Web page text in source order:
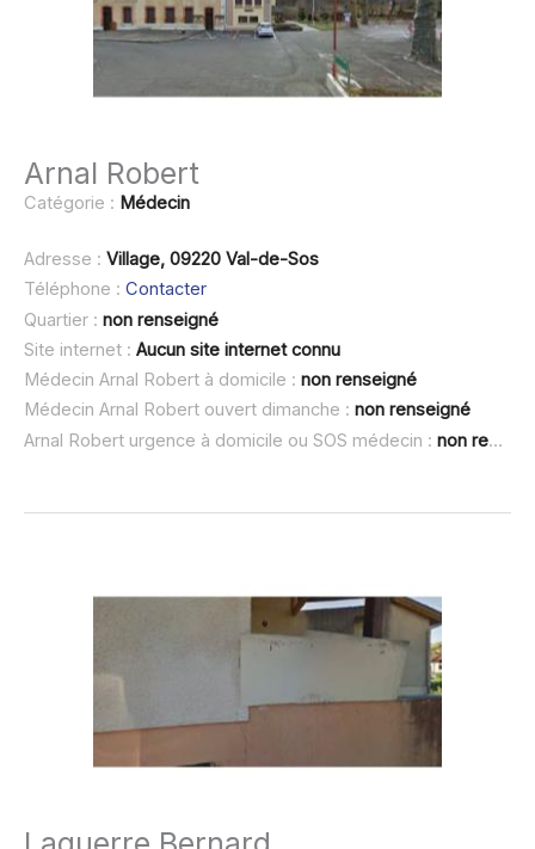
Arnal Robert
Catégorie : Médecin
Adresse : Village, 09220 Val-de-Sos
Téléphone : Contacter
Quartier : non renseigné
Site internet : Aucun site internet connu
Médecin Arnal Robert à domicile : non renseigné
Médecin Arnal Robert ouvert dimanche : non renseigné
Arnal Robert urgence à domicile ou SOS médecin : non renseigné